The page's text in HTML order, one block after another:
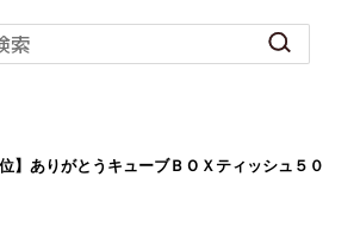
位】ありがとうキューブＢＯＸティッシュ５０